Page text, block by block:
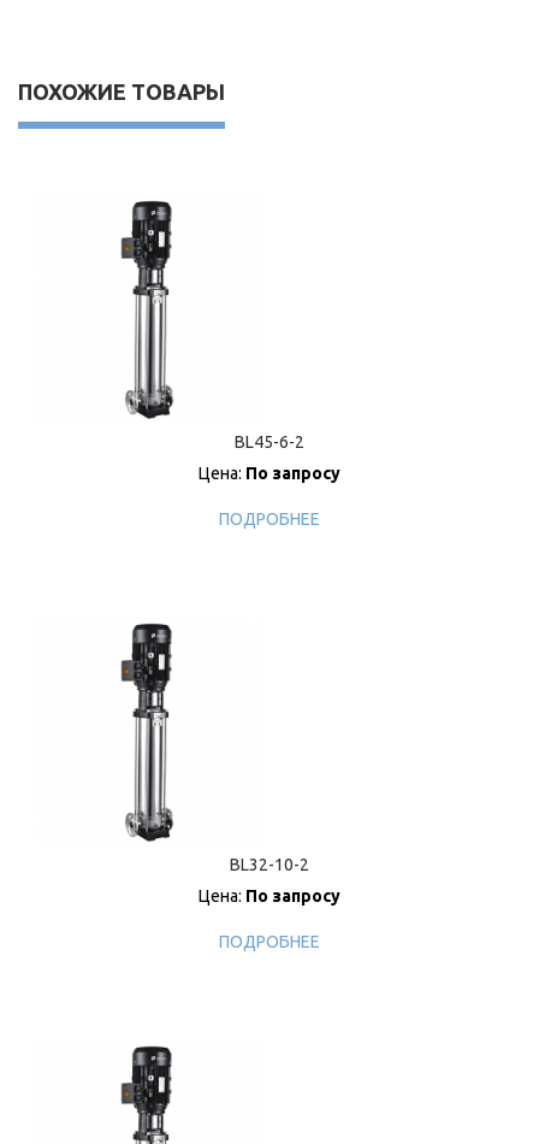
ПОХОЖИЕ ТОВАРЫ
BL45-6-2
Цена: По запросу
ПОДРОБНЕЕ
BL32-10-2
Цена: По запросу
ПОДРОБНЕЕ